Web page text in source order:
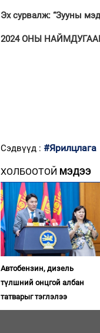
Эх сурвалж: “Зууны
2024 ОНЫ
Сэдвүүд : #Ярилцлага
ХОЛБООТОЙ МЭДЭЭ
Автобензин, дизель
түлшний онцгой албан
татварыг тэглэлээ